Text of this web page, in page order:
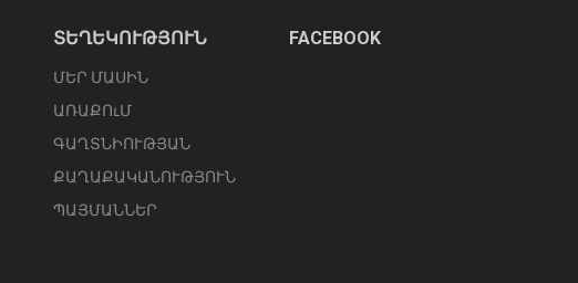
ՏԵՂԵԿՈՒԹՅՈՒՆ
ՄԵՐ ՄԱՍԻՆ
ԱՌԱՔՈւՄ
ԳԱՂՏՆԻՈՒԹՅԱՆ
ՔԱՂԱՔԱԿԱՆՈՒԹՅՈՒՆ
ՊԱՅՄԱՆՆԵՐ
FACEBOOK